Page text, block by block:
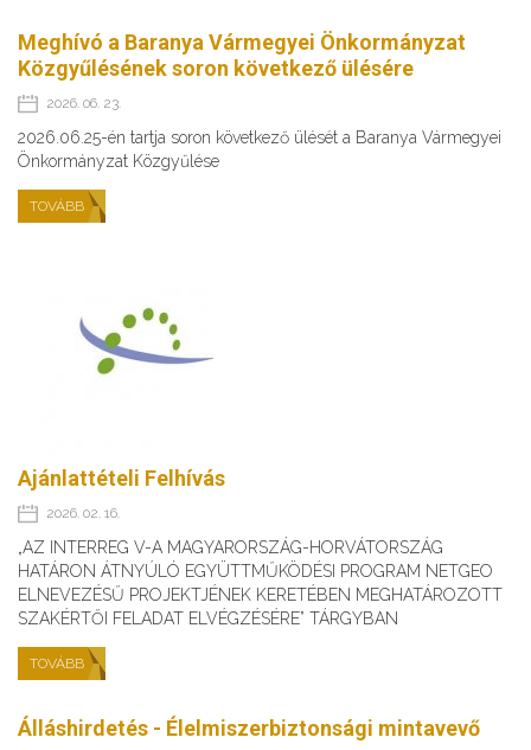
Meghívó a Baranya Vármegyei Önkormányzat
Közgyűlésének soron következő ülésére
2026. 06. 23.
2026.06.25-én tartja soron következő ülését a Baranya Vármegyei
Önkormányzat Közgyűlése
TOVÁBB
Ajánlattételi Felhívás
2026. 02. 16.
„AZ INTERREG V-A MAGYARORSZÁG-HORVÁTORSZÁG
HATÁRON ÁTNYÚLÓ EGYÜTTMŰKÖDÉSI PROGRAM NETGEO
ELNEVEZÉSŰ PROJEKTJÉNEK KERETÉBEN MEGHATÁROZOTT
SZAKÉRTŐI FELADAT ELVÉGZÉSÉRE” TÁRGYBAN
TOVÁBB
Álláshirdetés - Élelmiszerbiztonsági mintavevő